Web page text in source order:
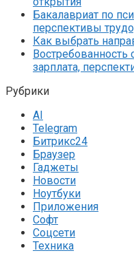
Бакалавриат по
перспективы
Как выбрать
Востребованность
зарплата,
Рубрики
AI
Telegram
Битрикс24
Браузер
Гаджеты
Новости
Ноутбуки
Приложения
Софт
Соцсети
Техника